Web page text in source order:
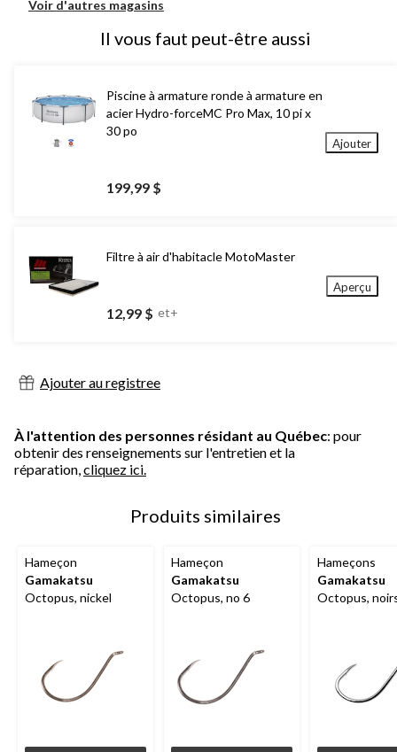
Voir d'autres magasins
Il vous faut peut-être aussi
Piscine à armature ronde à armature en
acier Hydro-forceMC Pro Max, 10 pi x
30 po
199,99 $
Ajouter
Filtre à air d'habitacle MotoMaster
12,99 $ et+
Aperçu
Ajouter au registree
À l'attention des personnes résidant au Québec: pour
obtenir des renseignements sur l'entretien et la
réparation,cliquez ici.
Produits similaires
Hameçon
Gamakatsu
Octopus, nickel
Hameçon
Gamakatsu
Octopus, no 6
Hameçons
Gamakatsu
Octopus,